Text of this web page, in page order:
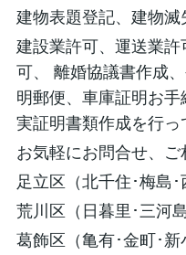
建物表題登記、建物滅
建設業許可、運送業
可、 離婚協議書作成
明郵便、車庫証明お
実証明書類作成を行っ
お気軽にお問合せ、
足立区（北千住･梅島･
荒川区（日暮里･三河
葛飾区（亀有･金町･新